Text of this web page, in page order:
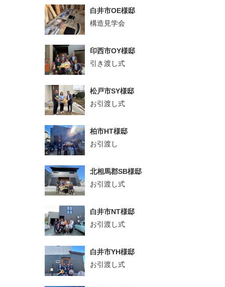
白井市OE様邸
構造見学会
印西市OY様邸
引き渡し式
松戸市SY様邸
お引渡し式
柏市HT様邸
お引渡し
北相馬郡SB様邸
お引渡し式
白井市NT様邸
お引渡し式
白井市YH様邸
お引渡し式